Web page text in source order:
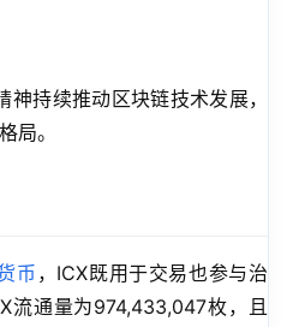
持续推动区块链技术发展，
局。
币 ，ICX既用于交易也参与治
流通量为974,433,047枚，且